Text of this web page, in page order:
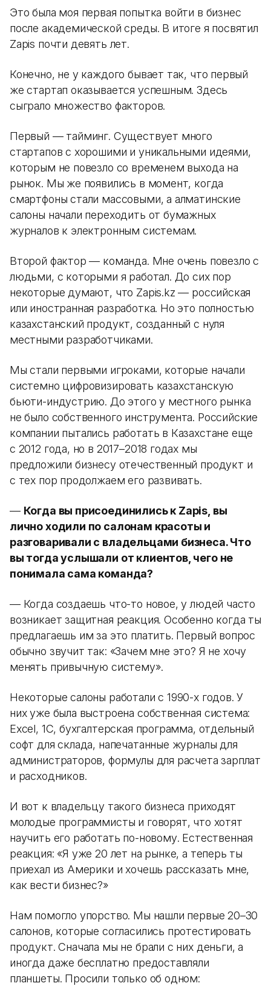
Это была моя первая попытка войти в бизнес
после академической среды. В итоге я посвятил
Zapis почти девять лет.
Конечно, не у каждого бывает так, что первый
же стартап оказывается успешным. Здесь
сыграло множество факторов.
Первый — тайминг. Существует много
стартапов с хорошими и уникальными идеями,
которым не повезло со временем выхода на
рынок. Мы же появились в момент, когда
смартфоны стали массовыми, а алматинские
салоны начали переходить от бумажных
журналов к электронным системам.
Второй фактор — команда. Мне очень повезло с
людьми, с которыми я работал. До сих пор
некоторые думают, что Zapis.kz — российская
или иностранная разработка. Но это полностью
казахстанский продукт, созданный с нуля
местными разработчиками.
Мы стали первыми игроками, которые начали
системно цифровизировать казахстанскую
бьюти-индустрию. До этого у местного рынка
не было собственного инструмента. Российские
компании пытались работать в Казахстане еще
с 2012 года, но в 2017–2018 годах мы
предложили бизнесу отечественный продукт и
с тех пор продолжаем его развивать.
— Когда вы присоединились к Zapis, вы
лично ходили по салонам красоты и
разговаривали с владельцами бизнеса. Что
вы тогда услышали от клиентов, чего не
понимала сама команда?
— Когда создаешь что-то новое, у людей часто
возникает защитная реакция. Особенно когда ты
предлагаешь им за это платить. Первый вопрос
обычно звучит так: «Зачем мне это? Я не хочу
менять привычную систему».
Некоторые салоны работали с 1990-х годов. У
них уже была выстроена собственная система:
Excel, 1С, бухгалтерская программа, отдельный
софт для склада, напечатанные журналы для
администраторов, формулы для расчета зарплат
и расходников.
И вот к владельцу такого бизнеса приходят
молодые программисты и говорят, что хотят
научить его работать по-новому. Естественная
реакция: «Я уже 20 лет на рынке, а теперь ты
приехал из Америки и хочешь рассказать мне,
как вести бизнес?»
Нам помогло упорство. Мы нашли первые 20–30
салонов, которые согласились протестировать
продукт. Сначала мы не брали с них деньги, а
иногда даже бесплатно предоставляли
планшеты. Просили только об одном: